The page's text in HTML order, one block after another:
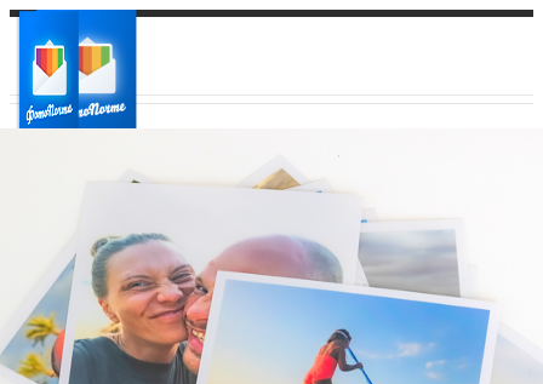
Ваш регион доставки
Выберите из списка: